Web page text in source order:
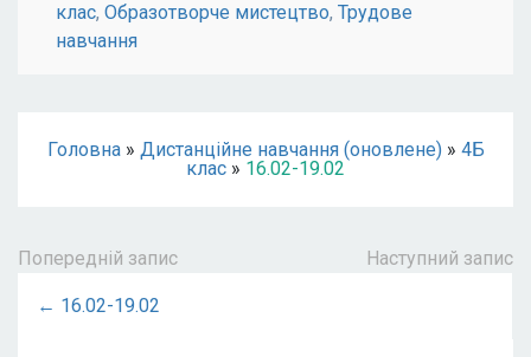
клас, Образотворче мистецтво, Трудове
навчання
Головна» Дистанційне навчання (оновлене)» 4Б
клас » 16.02-19.02
Попередній запис Наступний запис
← 16.02-19.02